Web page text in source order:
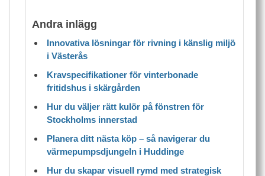
Andra inlägg
Innovativa lösningar för rivning i känslig miljö
i Västerås
Kravspecifikationer för vinterbonade
fritidshus i skärgården
Hur du väljer rätt kulör på fönstren för
Stockholms innerstad
Planera ditt nästa köp – så navigerar du
värmepumpsdjungeln i Huddinge
Hur du skapar visuell rymd med strategisk